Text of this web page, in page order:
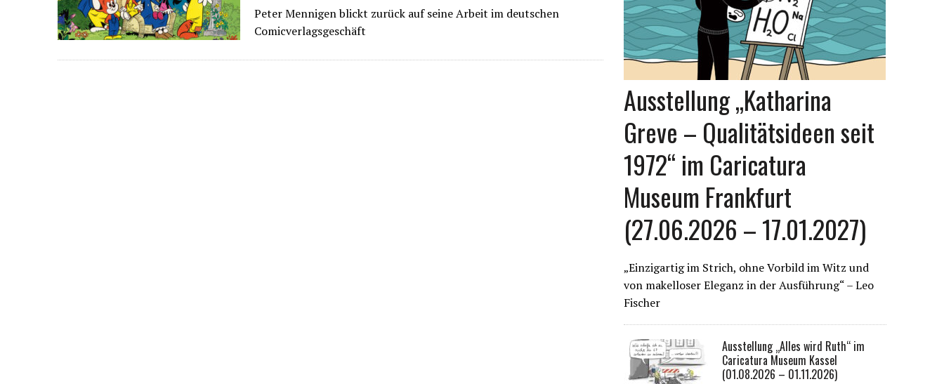
Peter Mennigen blickt zurück auf seine Arbeit im deutschen
Comicverlagsgeschäft
Ausstellung „Katharina
Greve – Qualitätsideen seit
1972“ im Caricatura
Museum Frankfurt
(27.06.2026 – 17.01.2027)
„Einzigartig im Strich, ohne Vorbild im Witz und
von makelloser Eleganz in der Ausführung“ – Leo
Fischer
Ausstellung „Alles wird Ruth“ im
Caricatura Museum Kassel
(01.08.2026 – 01.11.2026)